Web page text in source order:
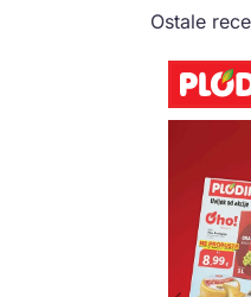
Ostale